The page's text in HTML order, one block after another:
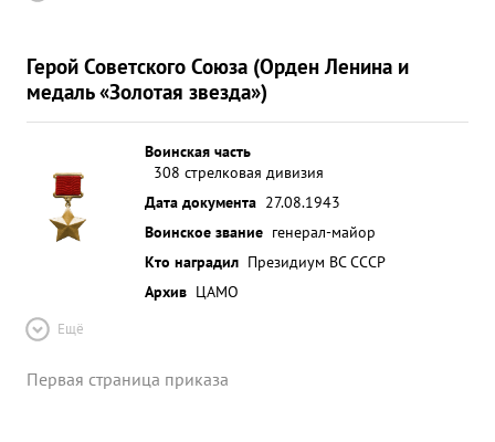
Герой Советского Союза (Орден Ленина и
медаль «Золотая звезда»)
Воинская часть
308 стрелковая дивизия
Дата документа 27.08.1943
Воинское звание генерал-майор
Кто наградил Президиум ВС СССР
Архив ЦАМО
Ещё
Первая страница приказа